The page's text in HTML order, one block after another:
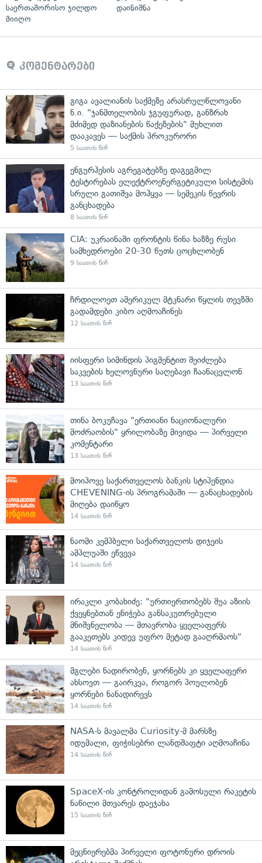
საერთაშორისო ჯილდო
მიიღო
დაინიშნა
კომენტარები
გიგა ავალიანის საქმეზე არასრულწლოვანი
ნ.ი. "ჯანმთელობის ჯგუფურად, განზრახ
მძიმედ დაზიანების წაქეზების" მუხლით
დააკავეს — საქმის პროკურორი
5 საათის წინ
ენგურჰესის აგრეგატებზე დაგეგმილ
ტესტირებას ელექტროენერგეტიკული სისტემის
სრული გათიშვა მოჰყვა — სემეკის წევრის
განცხადება
8 საათის წინ
CIA: უკრაინაში ფრონტის წინა ხაზზე რუსი
სამხედროები 20-30 წუთს ცოცხლობენ
9 საათის წინ
ჩრდილოეთ ამერიკულ მტკნარი წყლის თევზში
გადამდები კიბო აღმოაჩინეს
12 საათის წინ
იისფერი სიმინდის პიგმენტით შეიძლება
საკვების ხელოვნური საღებავი ჩაანაცვლონ
13 საათის წინ
თინა ბოკუჩავა "ერთიანი ნაციონალური
მოძრაობის" ყრილობაზე მივიდა — პირველი
კომენტარი
13 საათის წინ
მოიპოვე საქართველოს ბანკის სტიპენდია
CHEVENING-ის პროგრამაში — განაცხადების
მიღება დაიწყო
14 საათის წინ
ნაომი კემპბელი საქართველოს დიჯეის
ამპლუაში ეწვევა
14 საათის წინ
ირაკლი კობახიძე: "ურთიერთობებს შუა აზიის
ქვეყნებთან ენიჭება განსაკუთრებული
მნიშვნელობა — მთავრობა ყველაფერს
გააკეთებს კიდევ უფრო მეტად გააღრმაოს"
14 საათის წინ
მგლები ნადირობენ, ყორნებს კი ყველაფერი
ახსოვთ — გაირკვა, როგორ პოულობენ
ყორნები ნანადირევს
14 საათის წინ
NASA-ს მავალმა Curiosity-მ მარსზე
იდუმალი, ფიჭისებრი ლანდშაფტი აღმოაჩინა
14 საათის წინ
SpaceX-ის კონტროლიდან გამოსული რაკეტის
ნაწილი მთვარეს დაეჯახა
15 საათის წინ
მეცნიერებმა პირველი ფოტონური დროის